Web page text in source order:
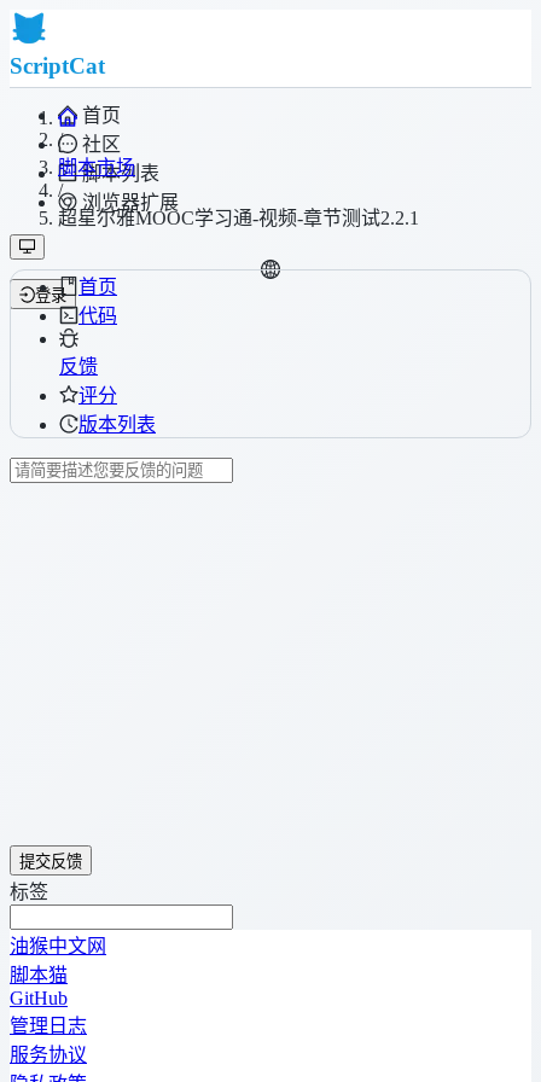
ScriptCat
首页
社区
脚本列表
浏览器扩展
登录
/
脚本市场
/
超星尔雅MOOC学习通-视频-章节测试2.2.1
首页
代码
反馈
评分
版本列表
提交反馈
标签
油猴中文网
脚本猫
GitHub
管理日志
服务协议